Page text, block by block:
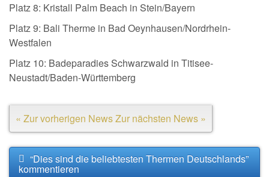
Platz 8: Kristall Palm Beach in Stein/Bayern
Platz 9: Bali Therme in Bad Oeynhausen/Nordrhein-
Westfalen
Platz 10: Badeparadies Schwarzwald in Titisee-
Neustadt/Baden-Württemberg
« Zur vorherigen NewsZur nächsten News »
“Dies sind die beliebtesten Thermen Deutschlands”
kommentieren